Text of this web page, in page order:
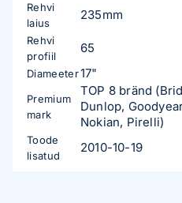
Rehvi
laius
235mm
Rehvi
profiil
65
Diameeter17"
Premium
mark
TOP 8 bränd
Dunlop,
Nokian, Pirelli)
Toode
lisatud
2010-10-19